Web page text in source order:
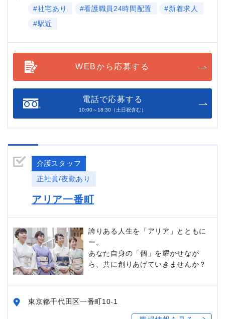
#社宅あり
#看護職員24時間配置
#新着求人
#駅近
WEBから応募する
電話で応募する
10:00～18:30（土日祝含む）
介護スタッフ
正社員/夜勤あり
アリア一番町
誇りある人生を「アリア」とともに
ー。
あなた自身の「個」を耀かせなが
ら、共に創りあげていきませんか？
東京都千代田区一番町10-1